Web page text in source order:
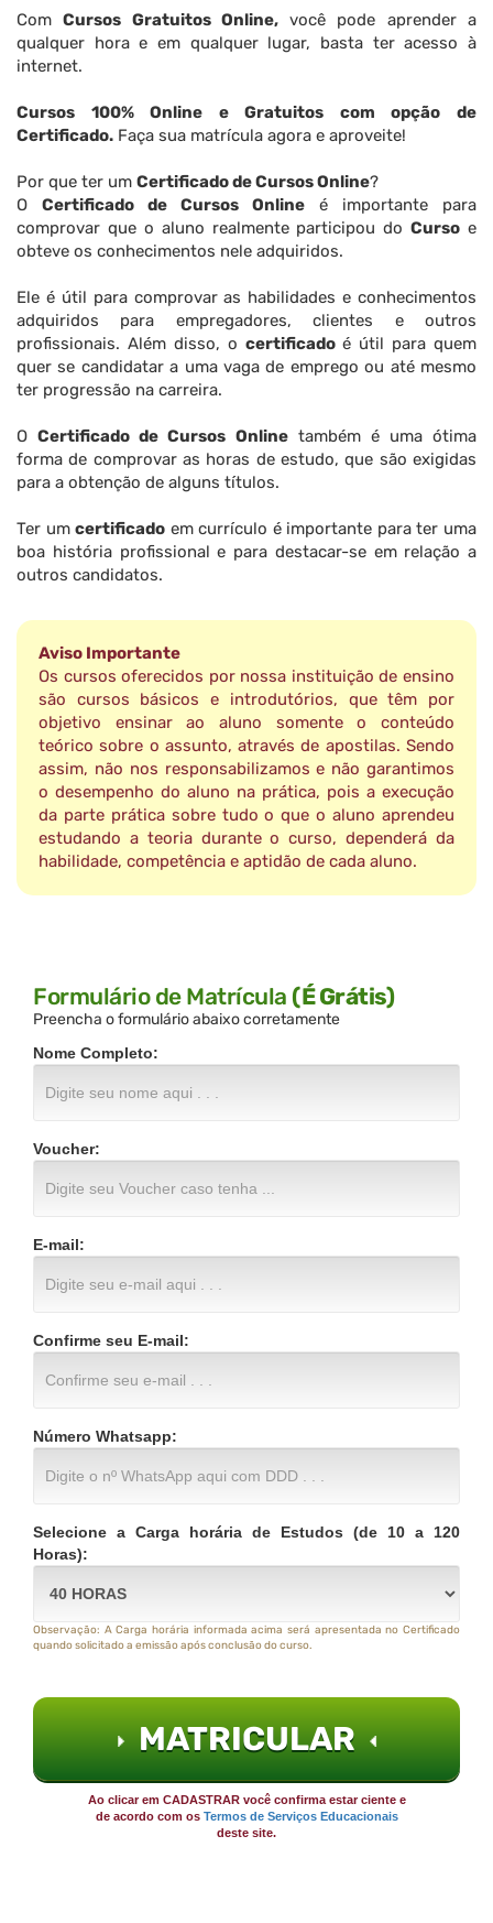
ComCursos Gratuitos Online,você pode aprender a
qualquer hora e em qualquer lugar, basta ter acesso à
internet.
Cursos 100% Online e Gratuitos com opção de
Certificado. Faça sua matrícula agora e aproveite!
Por que ter um Certificado de Cursos Online?
O Certificado de Cursos Online é importante para
comprovar que o aluno realmente participou doCurso e
obteve os conhecimentos nele adquiridos.
Ele é útil para comprovar as habilidades e conhecimentos
adquiridos para empregadores, clientes e outros
profissionais. Além disso, o certificadoé útil para quem
quer se candidatar a uma vaga de emprego ou até mesmo
ter progressão na carreira.
OCertificado de Cursos Onlinetambém é uma ótima
forma de comprovar as horas de estudo, que são exigidas
para a obtenção de alguns títulos.
Ter umcertificado em currículo é importante para ter uma
boa história profissional e para destacar-se em relação a
outros candidatos.
Aviso Importante
Os cursos oferecidos por nossa instituição de ensino
são cursos básicos e introdutórios, que têm por
objetivo ensinar ao aluno somente o conteúdo
teórico sobre o assunto, através de apostilas. Sendo
assim, não nos responsabilizamos e não garantimos
o desempenho do aluno na prática, pois a execução
da parte prática sobre tudo o que o aluno aprendeu
estudando a teoria durante o curso, dependerá da
habilidade, competência e aptidão de cada aluno.
Formulário de Matrícula (É Grátis)
Preencha o formulário abaixo corretamente
Nome Completo:
Voucher:
E-mail:
Confirme seu E-mail:
Número Whatsapp:
Selecione a Carga horária de Estudos (de 10 a 120
Horas):
Observação: A Carga horária informada acima será apresentada no Certificado
quando solicitado a emissão após conclusão do curso.
MATRICULAR
Ao clicar em CADASTRAR você confirma estar ciente e
de acordo com os Termos de Serviços Educacionais
deste site.